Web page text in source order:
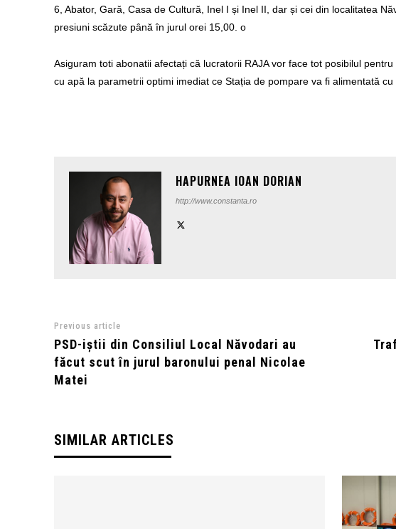
6, Abator, Gară, Casa de Cultură, Inel I și Inel II, dar și cei din localitatea
presiuni scăzute până în jurul orei 15,00. o
Asiguram toti abonatii afectați că lucratorii RAJA vor face tot posibilul
cu apă la parametrii optimi imediat ce Stația de pompare va fi alimentată cu
HAPURNEA IOAN DORIAN
http://www.constanta.ro
Previous article
PSD-iștii din Consiliul Local Năvodari au
făcut scut în jurul baronului penal Nicolae
Matei
SIMILAR ARTICLES